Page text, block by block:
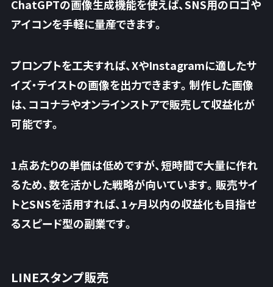
ChatGPTの画像生成機能を使えば、SNS用のロゴや
アイコンを手軽に量産できます。
プロンプトを工夫すれば、XやInstagramに適したサ
イズ・テイストの画像を出力できます。制作した画像
は、ココナラやオンラインストアで販売して収益化が
可能です。
1点あたりの単価は低めですが、短時間で大量に作れ
るため、数を活かした戦略が向いています。販売サイ
トとSNSを活用すれば、1ヶ月以内の収益化も目指せ
るスピード型の副業です。
LINEスタンプ販売